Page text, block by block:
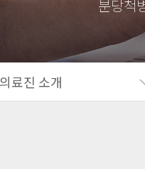
의료진 소개